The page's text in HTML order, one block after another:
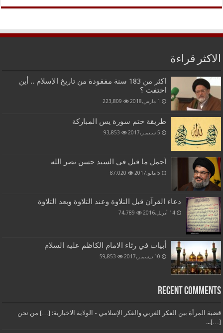
الاكثر قراءة
اكثر من 183 سنة مفقودة من تاريخ الإسلام .. أين
اختفت ؟
1 مارس,2018 223,809
طريقة ختم سورة يس المباركة
5 سبتمبر,2017 93,853
أجمل ما قيل في السيد حسن نصر الله
5 مايو,2017 87,020
دعاء القرآن قبل التلاوة وعند التلاوة وبعد التلاوة
14 أبريل,2016 74,789
أبيات في رثاء الامام الكاظم عليه السلام
10 ديسمبر,2017 59,853
Recent Comments
قضية المرأة بين الفكر الغربي والفكر الإسلامي - الولاية الاخبارية: […] من نحن
[…]...